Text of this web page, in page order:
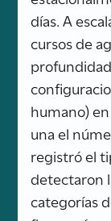
días. A
cursos de
humano)
una el
registró el
detectaron
categorías